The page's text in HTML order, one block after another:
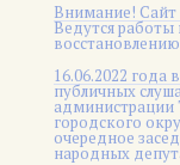
Внимание!
Ведутся работы
16.06.2022 года
публичных
администрации
городского
очередное
народных